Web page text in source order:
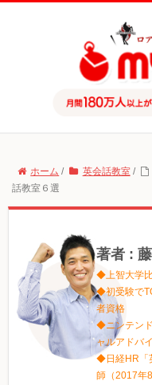
ホーム / 英会話教室 /
話教室６選
著者 :
◆上智大学比
◆初受験で
者資格
◆ニンテン
ャルアドバ
◆日経HR「
師（2017年8